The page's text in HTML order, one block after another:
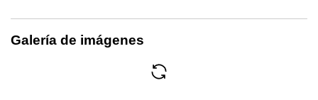
Galería de imágenes